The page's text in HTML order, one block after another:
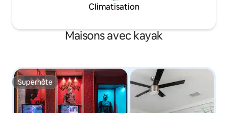
Climatisation
Maisons avec kayak
Superhôte
Superhôte